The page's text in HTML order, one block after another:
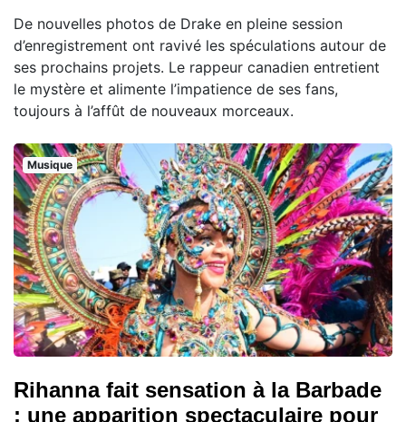
De nouvelles photos de Drake en pleine session
d’enregistrement ont ravivé les spéculations autour de
ses prochains projets. Le rappeur canadien entretient
le mystère et alimente l’impatience de ses fans,
toujours à l’affût de nouveaux morceaux.
Musique
Rihanna fait sensation à la Barbade
: une apparition spectaculaire pour